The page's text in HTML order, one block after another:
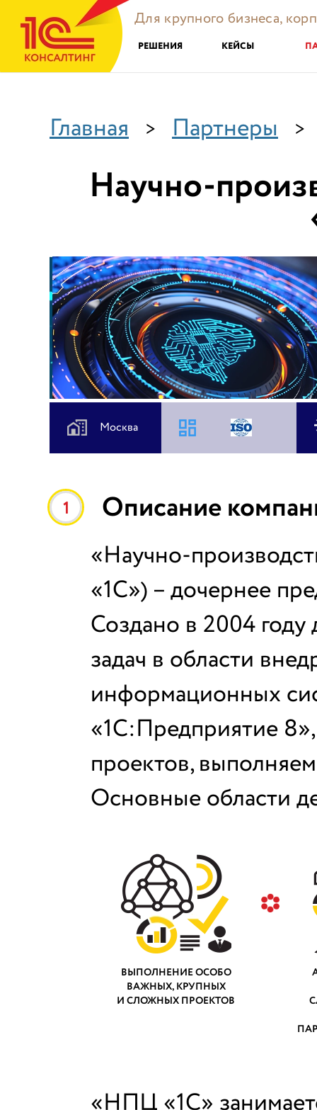
Для крупного бизнеса,
РЕШЕНИЯ КЕЙСЫ
Главная > Партнеры >
Научно-
Москва
1 Описание
«Научно-
«1С») – дочернее
Создано в 2004
задач в области
информационных
«1С:Предприятие
проектов,
Основные области
ВЫПОЛНЕНИЕ ОСОБО
ВАЖНЫХ, КРУПНЫХ
И СЛОЖНЫХ ПРОЕКТОВ